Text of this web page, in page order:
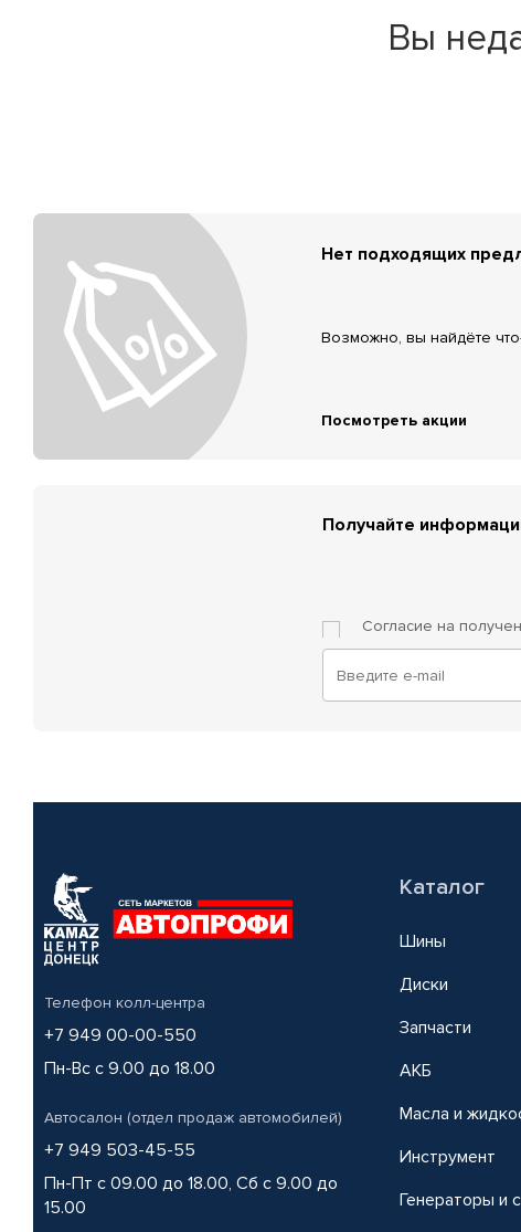
Вы
Нет подходящих
Возможно, вы найдёте
Посмотреть акции
Получайте
Согласие на
Телефон колл-центра
+7 949 00-00-550
Пн-Вс с 9.00 до 18.00
Автосалон (отдел продаж автомобилей)
+7 949 503-45-55
Пн-Пт с 09.00 до 18.00, Сб с 9.00 до
15.00
Каталог
Шины
Диски
Запчасти
АКБ
Масла и
Инструмент
Генераторы и